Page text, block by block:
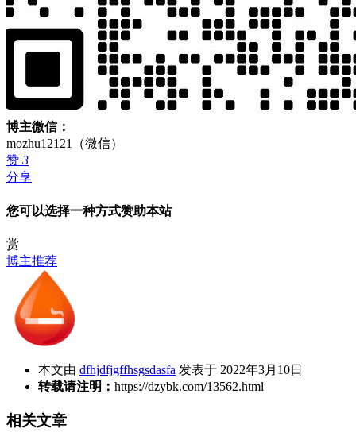
博主微信：
mozhu12121（微信）
赞 3
分享
您可以选择一种方式赞助本站
赏
博主推荐
本文由 dfhjdfjgffhsgsdasfa 发表于 2022年3月10日
转载请注明： https://dzybk.com/13562.html
相关文章